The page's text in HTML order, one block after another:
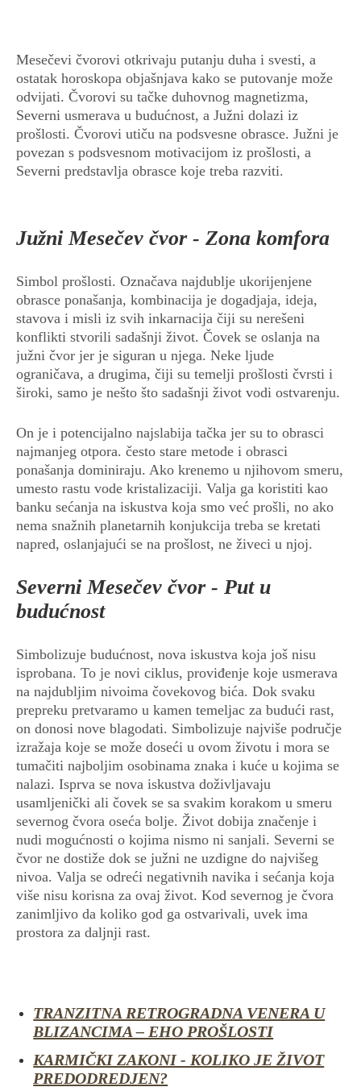
Mesečevi čvorovi otkrivaju putanju duha i svesti, a
ostatak horoskopa objašnjava kako se putovanje može
odvijati. Čvorovi su tačke duhovnog magnetizma,
Severni usmerava u budućnost, a Južni dolazi iz
prošlosti. Čvorovi utiču na podsvesne obrasce. Južni je
povezan s podsvesnom motivacijom iz prošlosti, a
Severni predstavlja obrasce koje treba razviti.
Južni Mesečev čvor - Zona komfora
Simbol prošlosti. Označava najdublje ukorijenjene
obrasce ponašanja, kombinacija je dogadjaja, ideja,
stavova i misli iz svih inkarnacija čiji su nerešeni
konflikti stvorili sadašnji život. Čovek se oslanja na
južni čvor jer je siguran u njega. Neke ljude
ograničava, a drugima, čiji su temelji prošlosti čvrsti i
široki, samo je nešto što sadašnji život vodi ostvarenju.
On je i potencijalno najslabija tačka jer su to obrasci
najmanjeg otpora. često stare metode i obrasci
ponašanja dominiraju. Ako krenemo u njihovom smeru,
umesto rastu vode kristalizaciji. Valja ga koristiti kao
banku sećanja na iskustva koja smo već prošli, no ako
nema snažnih planetarnih konjukcija treba se kretati
napred, oslanjajući se na prošlost, ne živeci u njoj.
Severni Mesečev čvor - Put u
budućnost
Simbolizuje budućnost, nova iskustva koja još nisu
isprobana. To je novi ciklus, proviđenje koje usmerava
na najdubljim nivoima čovekovog bića. Dok svaku
prepreku pretvaramo u kamen temeljac za budući rast,
on donosi nove blagodati. Simbolizuje najviše područje
izražaja koje se može doseći u ovom životu i mora se
tumačiti najboljim osobinama znaka i kuće u kojima se
nalazi. Isprva se nova iskustva doživljavaju
usamljenički ali čovek se sa svakim korakom u smeru
severnog čvora oseća bolje. Život dobija značenje i
nudi mogućnosti o kojima nismo ni sanjali. Severni se
čvor ne dostiže dok se južni ne uzdigne do najvišeg
nivoa. Valja se odreći negativnih navika i sećanja koja
više nisu korisna za ovaj život. Kod severnog je čvora
zanimljivo da koliko god ga ostvarivali, uvek ima
prostora za daljnji rast.
TRANZITNA RETROGRADNA VENERA U
BLIZANCIMA – EHO PROŠLOSTI
KARMIČKI ZAKONI - KOLIKO JE ŽIVOT
PREDODREDJEN?